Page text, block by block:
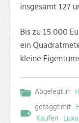
insgesamt 127
Bis zu 15.000
ein
kleine
Abgelegt in:
getaggt mit:
Kaufen